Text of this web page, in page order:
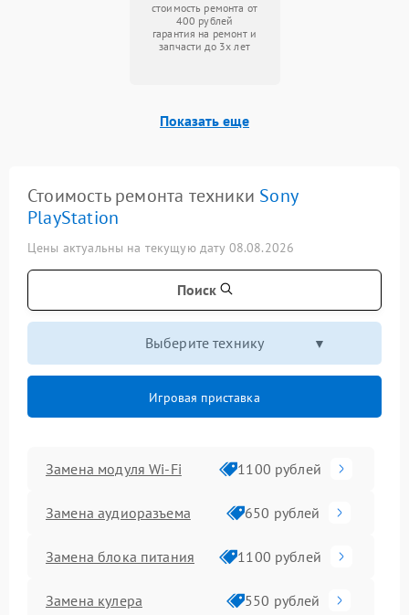
стоимость ремонта от
400 рублей
гарантия на ремонт и
запчасти до 3х лет
Показать еще
Стоимость ремонта техники Sony
PlayStation
Цены актуальны на текущую дату 08.08.2026
Поиск
Выберите технику
Игровая приставка
Замена модуля Wi-Fi 1100 рублей
Замена аудиоразъема 650 рублей
Замена блока питания 1100 рублей
Замена кулера 550 рублей